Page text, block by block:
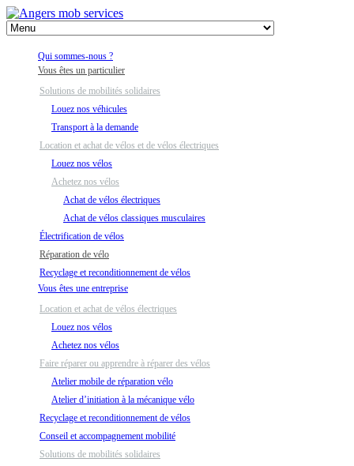
Qui sommes-nous ?
Vous êtes un particulier
Solutions de mobilités solidaires
Louez nos véhicules
Transport à la demande
Location et achat de vélos et de vélos électriques
Louez nos vélos
Achetez nos vélos
Achat de vélos électriques
Achat de vélos classiques musculaires
Électrification de vélos
Réparation de vélo
Recyclage et reconditionnement de vélos
Vous êtes une entreprise
Location et achat de vélos électriques
Louez nos vélos
Achetez nos vélos
Faire réparer ou apprendre à réparer des vélos
Atelier mobile de réparation vélo
Atelier d’initiation à la mécanique vélo
Recyclage et reconditionnement de vélos
Conseil et accompagnement mobilité
Solutions de mobilités solidaires